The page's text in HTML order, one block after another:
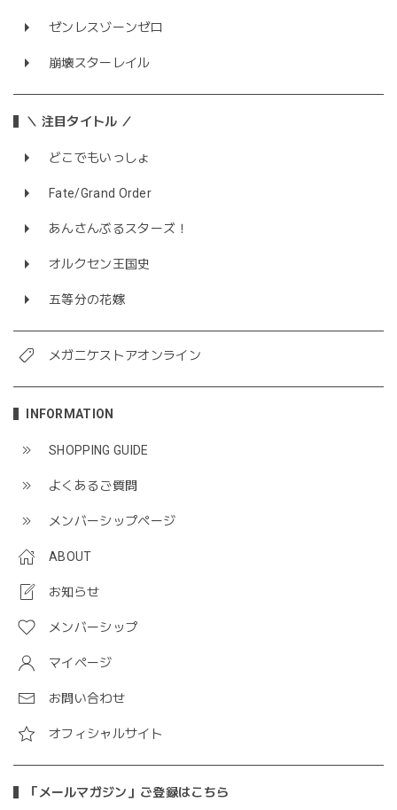
ゼンレスゾーンゼロ
崩壊スターレイル
＼ 注目タイトル ／
どこでもいっしょ
Fate/Grand Order
あんさんぶるスターズ！
オルクセン王国史
五等分の花嫁
メガニケストアオンライン
INFORMATION
SHOPPING GUIDE
よくあるご質問
メンバーシップページ
ABOUT
お知らせ
メンバーシップ
マイページ
お問い合わせ
オフィシャルサイト
「メールマガジン」ご登録はこちら